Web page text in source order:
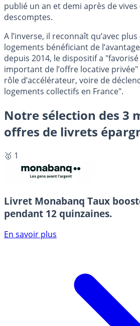
publié un an et demi après de
descomptes.
A l’inverse, il reconnaît qu’avec
logements bénéficiant de
depuis 2014, le dispositif a
important de l’offre locative
rôle d’accélérateur, voire de
logements collectifs en France".
Notre sélection des 3
offres de livrets
🥇 1
Livret Monabanq Taux
pendant 12 quinzaines.
En savoir plus